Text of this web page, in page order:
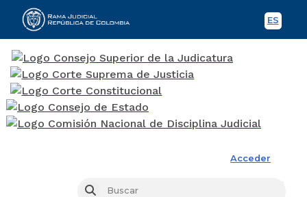
ES
Acceder
Buscar